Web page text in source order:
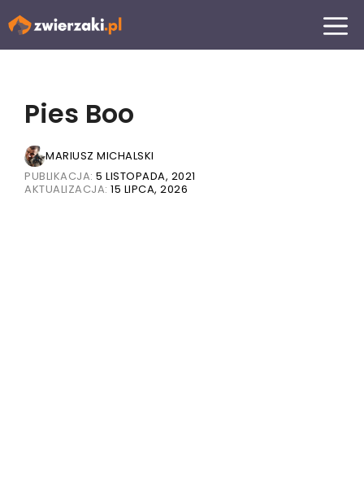
Przejdź
MENU
Pies Boo
MARIUSZ MICHALSKI
PUBLIKACJA: 5 LISTOPADA, 2021
AKTUALIZACJA: 15 LIPCA, 2026